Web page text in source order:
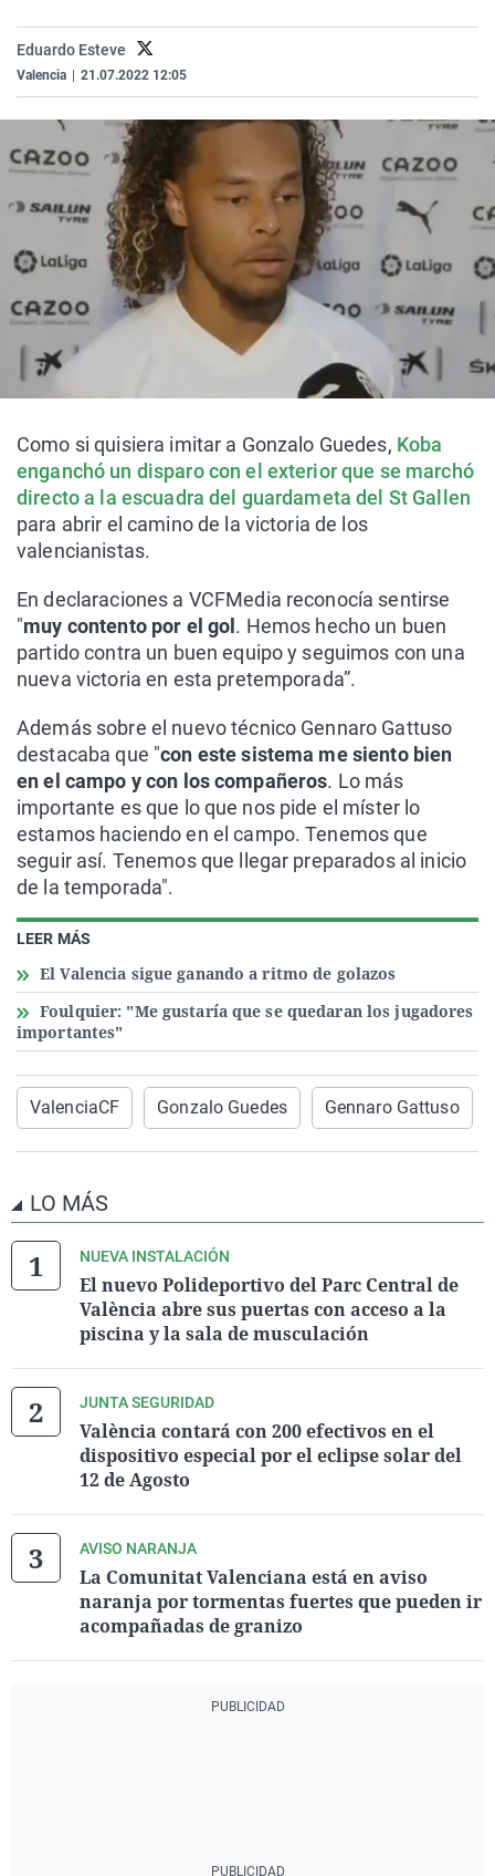
Como el perro y el
Equipo de
Operación Viuda
La Rioja
Navarra
País Vasco
Elecciones
Eduardo Esteve
Valencia 21.07.2022 12:05
LEER MÁS
El Valencia sigue ganando a ritmo de golazos
Foulquier: "Me gustaría que se quedaran los jugadores
importantes"
Como si quisiera imitar a Gonzalo Guedes, Koba
enganchó un disparo con el exterior que se marchó
directo a la escuadra del guardameta del St Gallen
para abrir el camino de la victoria de los
valencianistas.
En declaraciones a VCFMedia reconocía sentirse
"muy contento por el gol . Hemos hecho un buen
partido contra un buen equipo y seguimos con una
nueva victoria en esta pretemporada”.
Además sobre el nuevo técnico Gennaro Gattuso
destacaba que "con este sistema me siento bien
en el campo y con los compañeros. Lo más
importante es que lo que nos pide el míster lo
estamos haciendo en el campo. Tenemos que
seguir así. Tenemos que llegar preparados al inicio
de la temporada".
ValenciaCF Gonzalo Guedes Gennaro Gattuso
LO MÁS
NUEVA INSTALACIÓN
El nuevo Polideportivo del Parc Central de
València abre sus puertas con acceso a la
piscina y la sala de musculación
JUNTA SEGURIDAD
València contará con 200 efectivos en el
dispositivo especial por el eclipse solar del
12 de Agosto
AVISO NARANJA
La Comunitat Valenciana está en aviso
naranja por tormentas fuertes que pueden ir
acompañadas de granizo